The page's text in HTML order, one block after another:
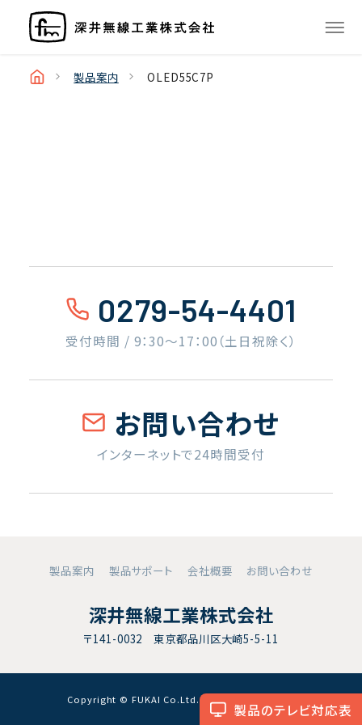
製品のテレビ対応表
製品案内 OLED55C7P
0279-54-4401
受付時間 / 9：30〜17：00（土日祝除く）
お問い合わせ
インターネットで24時間受付
製品案内 製品サポート 会社概要 お問い合わせ
深井無線工業株式会社
〒141-0032 東京都品川区大崎5-5-11
Copyright © FUKAI Co.Ltd. All RightsReserved.